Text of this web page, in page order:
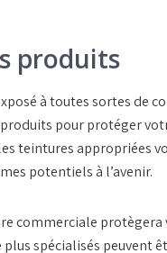
produits
à toutes sortes de
pour protéger
teintures appropriées
potentiels à l’avenir.
commerciale
plus spécialisés peuvent